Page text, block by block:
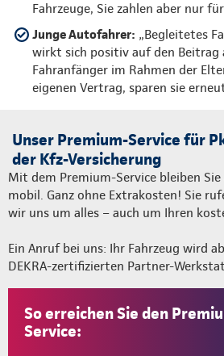
Fahrzeuge, Sie zahlen aber nur
Junge Autofahrer: „Begleitetes
wirkt sich positiv auf den Beitrag
Fahranfänger im Rahmen der
eigenen Vertrag, sparen sie
Unser Premium-Service für
der Kfz-Versicherung
Mit dem Premium-Service bleiben Sie
mobil. Ganz ohne Extrakosten! Sie
wir uns um alles – auch um Ihren
Ein Anruf bei uns: Ihr Fahrzeug wird
DEKRA-zertifizierten Partner-
So erreichen Sie den
Service: